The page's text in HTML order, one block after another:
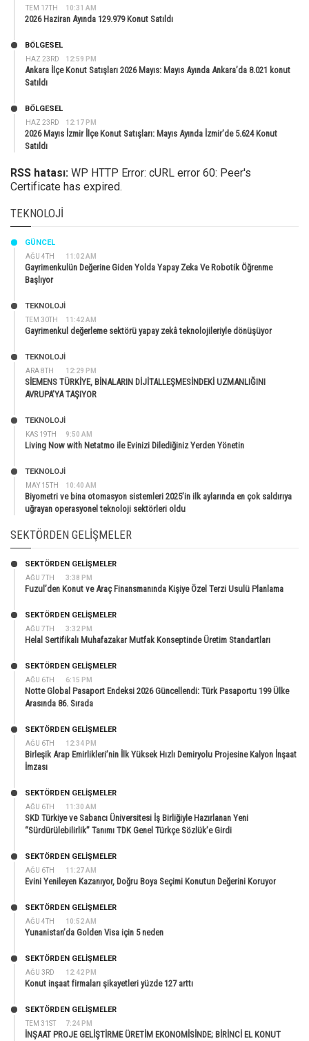
TEM 17TH 10:31 AM
2026 Haziran Ayında 129.979 Konut Satıldı
HAZ 23RD 12:59 PM
BÖLGESEL
Ankara İlçe Konut Satışları 2026 Mayıs: Mayıs Ayında Ankara’da 8.021 konut
Satıldı
HAZ 23RD 12:17 PM
BÖLGESEL
2026 Mayıs İzmir İlçe Konut Satışları: Mayıs Ayında İzmir’de 5.624 Konut
Satıldı
RSS hatası: WP HTTP Error: cURL error 60: Peer's
Certificate has expired.
TEKNOLOJI
AĞU 4TH 11:02 AM
GÜNCEL
Gayrimenkulün Değerine Giden Yolda Yapay Zeka Ve Robotik Öğrenme
Başlıyor
TEM 30TH 11:42 AM
TEKNOLOJİ
Gayrimenkul değerleme sektörü yapay zekâ teknolojileriyle dönüşüyor
ARA 8TH 12:29 PM
TEKNOLOJİ
SİEMENS TÜRKİYE, BİNALARIN DİJİTALLEŞMESİNDEKİ UZMANLIĞINI
AVRUPA’YA TAŞIYOR
KAS 19TH 9:50 AM
TEKNOLOJİ
Living Now with Netatmo ile Evinizi Dilediğiniz Yerden Yönetin
MAY 15TH 10:40 AM
TEKNOLOJİ
Biyometri ve bina otomasyon sistemleri 2025’in ilk aylarında en çok saldırıya
uğrayan operasyonel teknoloji sektörleri oldu
SEKTÖRDEN GELIŞMELER
AĞU 7TH 3:38 PM
SEKTÖRDEN GELIŞMELER
Fuzul’den Konut ve Araç Finansmanında Kişiye Özel Terzi Usulü Planlama
AĞU 7TH 3:32 PM
SEKTÖRDEN GELIŞMELER
Helal Sertifikalı Muhafazakar Mutfak Konseptinde Üretim Standartları
AĞU 6TH 6:15 PM
SEKTÖRDEN GELIŞMELER
Notte Global Pasaport Endeksi 2026 Güncellendi: Türk Pasaportu 199 Ülke
Arasında 86. Sırada
AĞU 6TH 12:34 PM
SEKTÖRDEN GELIŞMELER
Birleşik Arap Emirlikleri’nin İlk Yüksek Hızlı Demiryolu Projesine Kalyon İnşaat
İmzası
AĞU 6TH 11:30 AM
SEKTÖRDEN GELIŞMELER
SKD Türkiye ve Sabancı Üniversitesi İş Birliğiyle Hazırlanan Yeni
“Sürdürülebilirlik” Tanımı TDK Genel Türkçe Sözlük’e Girdi
AĞU 6TH 11:27 AM
SEKTÖRDEN GELIŞMELER
Evini Yenileyen Kazanıyor, Doğru Boya Seçimi Konutun Değerini Koruyor
AĞU 4TH 10:52 AM
SEKTÖRDEN GELIŞMELER
Yunanistan’da Golden Visa için 5 neden
AĞU 3RD 12:42 PM
SEKTÖRDEN GELIŞMELER
Konut inşaat firmaları şikayetleri yüzde 127 arttı
TEM 31ST 7:24 PM
SEKTÖRDEN GELIŞMELER
İNŞAAT PROJE GELİŞTİRME ÜRETİM EKONOMİSİNDE; BİRİNCİ EL KONUT